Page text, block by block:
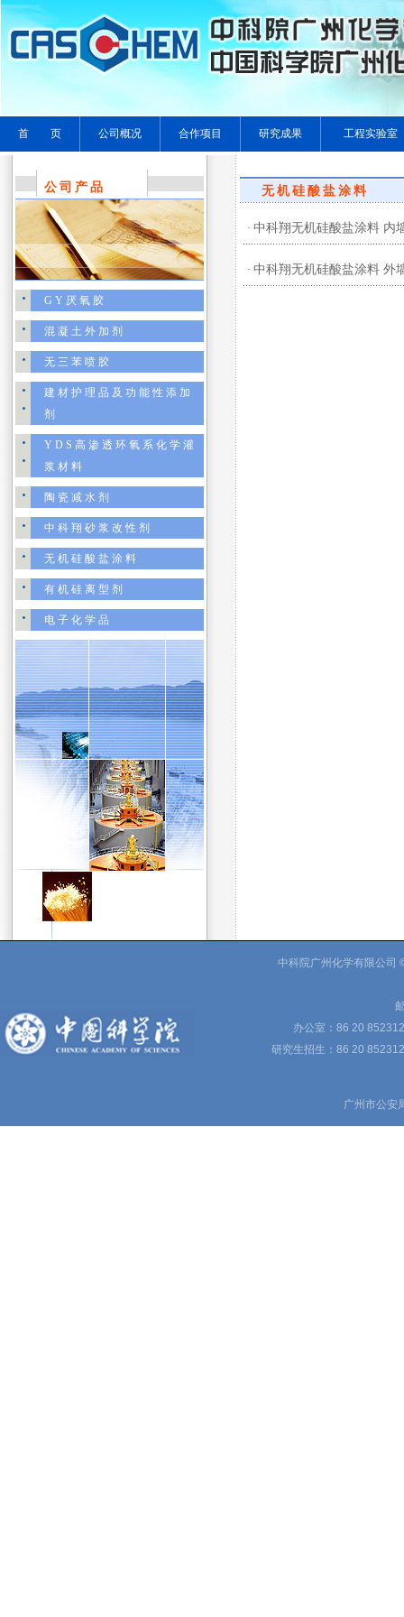
首 页 公司概况 合作项目 研究成果 工程实验室
公司产品
GY厌氧胶
混凝土外加剂
无三苯喷胶
建材护理品及功能性添加
剂
YDS高渗透环氧系化学灌
浆材料
陶瓷减水剂
中科翔砂浆改性剂
无机硅酸盐涂料
有机硅离型剂
电子化学品
无机硅酸盐涂料
·中科翔无机硅酸盐涂料 内
·中科翔无机硅酸盐涂料 外
中科院广州化学有限公司
办公室：86 20
研究生招生：86 20
广州市公安